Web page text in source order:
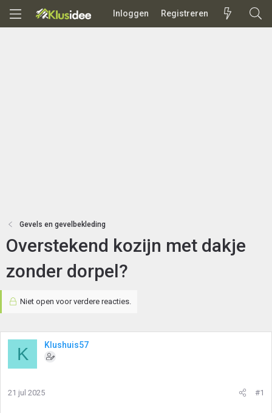
Inloggen Registreren
Gevels en gevelbekleding
Overstekend kozijn met dakje
zonder dorpel?
Niet open voor verdere reacties.
K Klushuis57
21 jul 2025 #1